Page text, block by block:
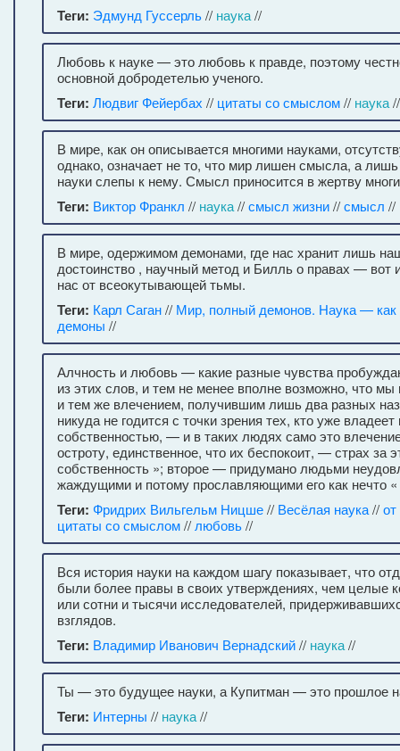
Теги: Эдмунд Гуссерль// наука//
Любовь к науке — это любовь к правде, поэтому
основной добродетелью ученого.
Теги: Людвиг Фейербах // цитаты со смыслом// наука
В мире, как он описывается многими науками,
однако, означает не то, что мир лишен смысла, а лишь
науки слепы к нему. Смысл приносится в жертву
Теги: Виктор Франкл // наука//смысл жизни//смысл //
В мире, одержимом демонами, где нас хранит лишь
достоинство , научный метод и Билль о правах — вот
нас от всеокутывающей тьмы.
Теги: Карл Саган// Мир, полный демонов. Наука — как
демоны //
Алчность и любовь — какие разные чувства
из этих слов, и тем не менее вполне возможно, что
и тем же влечением, получившим лишь два разных
никуда не годится с точки зрения тех, кто уже владеет
собственностью, — и в таких людях само это
остроту, единственное, что их беспокоит, — страх за
собственность »; второе — придумано людьми
жаждущими и потому прославляющими его как нечто
Теги: Фридрих Вильгельм Ницше// Весёлая наука//
цитаты со смыслом// любовь//
Вся история науки на каждом шагу показывает, что
были более правы в своих утверждениях, чем целые
или сотни и тысячи исследователей,
взглядов.
Теги: Владимир Иванович Вернадский// наука//
Ты — это будущее науки, а Купитман — это прошлое
Теги: Интерны // наука//